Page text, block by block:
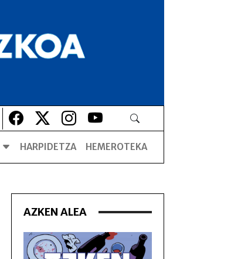
Lehio berrian irekiko da
Lehio berrian irekiko da
Lehio berrian irekiko da
Lehio berrian irekiko da
HARPIDETZA HEMEROTEKA
AZKEN ALEA